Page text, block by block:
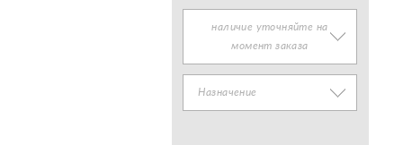
наличие уточняйте на
момент заказа
Назначение